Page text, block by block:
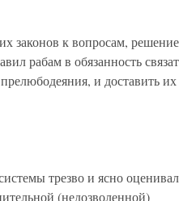
законов к вопросам, решение
рабам в обязанность
и доставить
трезво и ясно
(недозволенной)